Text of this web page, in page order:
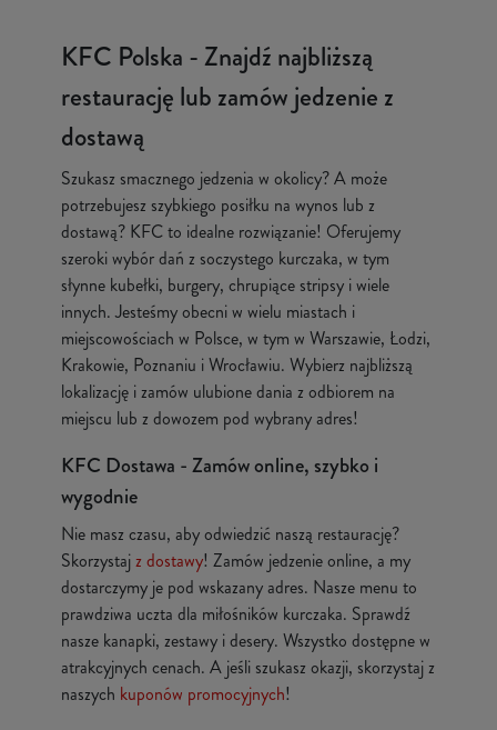
KFC Polska - Znajdź najbliższą
restaurację lub zamów jedzenie z
dostawą
Szukasz smacznego jedzenia w okolicy? A może
potrzebujesz szybkiego posiłku na wynos lub z
dostawą? KFC to idealne rozwiązanie! Oferujemy
szeroki wybór dań z soczystego kurczaka, w tym
słynne kubełki, burgery, chrupiące stripsy i wiele
innych. Jesteśmy obecni w wielu miastach i
miejscowościach w Polsce, w tym w Warszawie, Łodzi,
Krakowie, Poznaniu i Wrocławiu. Wybierz najbliższą
lokalizację i zamów ulubione dania z odbiorem na
miejscu lub z dowozem pod wybrany adres!
KFC Dostawa - Zamów online, szybko i
wygodnie
Nie masz czasu, aby odwiedzić naszą restaurację?
Skorzystajz dostawy! Zamów jedzenie online, a my
dostarczymy je pod wskazany adres. Nasze menu to
prawdziwa uczta dla miłośników kurczaka. Sprawdź
nasze kanapki, zestawy i desery. Wszystko dostępne w
atrakcyjnych cenach. A jeśli szukasz okazji, skorzystaj z
naszych kuponów promocyjnych!